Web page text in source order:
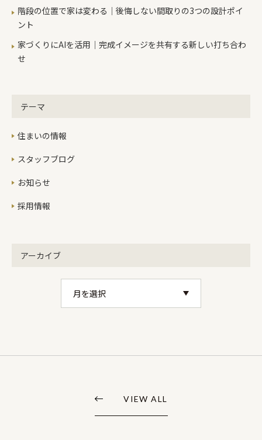
階段の位置で家は変わる｜後悔しない間取りの3つの設計ポイ
ント
家づくりにAIを活用｜完成イメージを共有する新しい打ち合わ
せ
テーマ
住まいの情報
スタッフブログ
お知らせ
採用情報
アーカイブ
VIEW ALL